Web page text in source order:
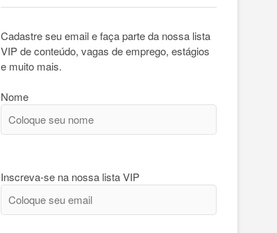
Cadastre seu email e faça parte da nossa lista
VIP de conteúdo, vagas de emprego, estágios
e muito mais.
Nome
Inscreva-se na nossa lista VIP